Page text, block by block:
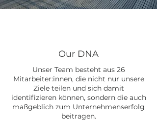
Our DNA
Unser Team besteht aus 26
Mitarbeiter:innen, die nicht nur unsere
Ziele teilen und sich damit
identifizieren können, sondern die auch
maßgeblich zum Unternehmenserfolg
beitragen.